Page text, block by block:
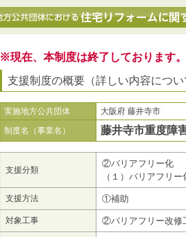
※現在、本制度は終了しております。
支援制度の概要（詳しい内容につ
実施地方公共団体
大阪府 藤井寺市
制度名（事業名）
藤井寺市重度障
支援分類
②バリアフリー化
（１）バリアフリー
支援方法 ①補助
対象工事 ②バリアフリー改修